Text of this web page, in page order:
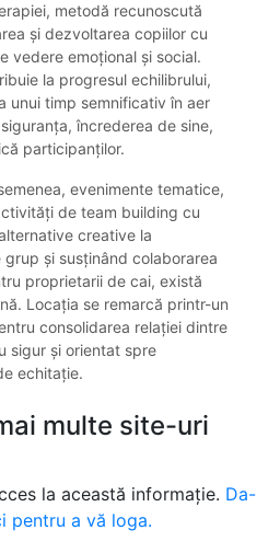
metodă recunoscută
și dezvoltarea copiilor cu
vedere emoțional și social.
la progresul echilibrului,
unui timp semnificativ în aer
încrederea de sine,
participanților.
evenimente tematice,
de team building cu
creative la
și susținând colaborarea
proprietarii de cai, există
Locația se remarcă printr-un
consolidarea relației dintre
sigur și orientat spre
echitație.
multe site-uri
la această informație. Da-
pentru a vă loga.